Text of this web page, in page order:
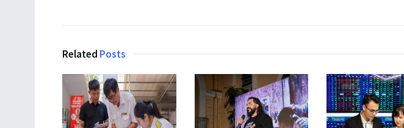
Related Posts